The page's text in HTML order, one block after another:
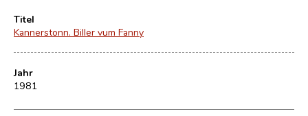
Titel
Kannerstonn. Biller vum Fanny
Jahr
1981